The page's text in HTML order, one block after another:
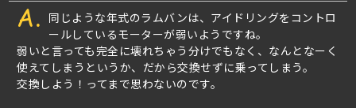
A. 同じような年式のラムバンは、アイドリングをコントロ
ールしているモーターが弱いようですね。
弱いと言っても完全に壊れちゃう分けでもなく、なんとなーく
使えてしまうというか、だから交換せずに乗ってしまう。
交換しよう！ってまで思わないのです。